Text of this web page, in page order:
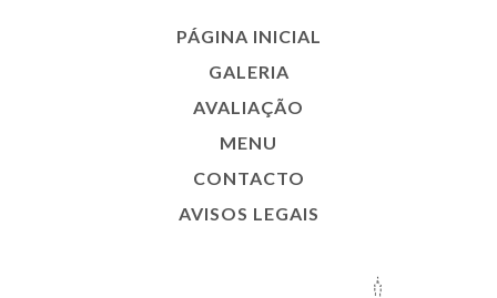
PÁGINA INICIAL
GALERIA
AVALIAÇÃO
MENU
CONTACTO
AVISOS LEGAIS